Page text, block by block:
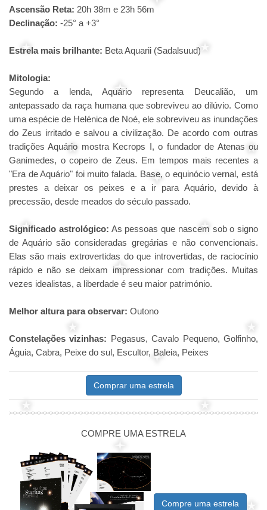
Ascensão Reta: 20h 38m e 23h 56m
Declinação: -25° a +3°
Estrela mais brilhante: Beta Aquarii (Sadalsuud)
Mitologia:
Segundo a lenda, Aquário representa Deucalião, um
antepassado da raça humana que sobreviveu ao dilúvio. Como
uma espécie de Helénica de Noé, ele sobreviveu as inundações
do Zeus irritado e salvou a civilização. De acordo com outras
tradições Aquário mostra Kecrops I, o fundador de Atenas ou
Ganimedes, o copeiro de Zeus. Em tempos mais recentes a
"Era de Aquário" foi muito falada. Base, o equinócio vernal, está
prestes a deixar os peixes e a ir para Aquário, devido à
precessão, desde meados do século passado.
Significado astrológico: As pessoas que nascem sob o signo
de Aquário são consideradas gregárias e não convencionais.
Elas são mais extrovertidas do que introvertidas, de raciocínio
rápido e não se deixam impressionar com tradições. Muitas
vezes idealistas, a liberdade é seu maior património.
Melhor altura para observar: Outono
Constelações vizinhas: Pegasus, Cavalo Pequeno, Golfinho,
Águia, Cabra, Peixe do sul, Escultor, Baleia, Peixes
Comprar uma estrela
COMPRE UMA ESTRELA
Compre uma estrela